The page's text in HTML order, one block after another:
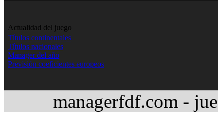
Actualidad del juego
Títulos continentales
Títulos nacionales
Manager del año
Previsión coeficientes europeos
managerfdf.com -